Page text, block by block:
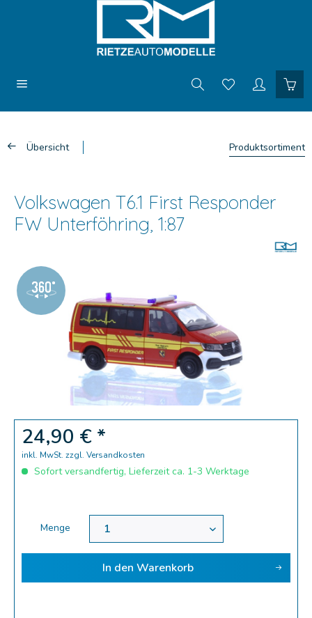
Übersicht Produktsortiment
Volkswagen T6.1 First Responder
FW Unterföhring, 1:87
24,90 € *
inkl. MwSt. zzgl. Versandkosten
Sofort versandfertig, Lieferzeit ca. 1-3 Werktage
Menge
In den Warenkorb